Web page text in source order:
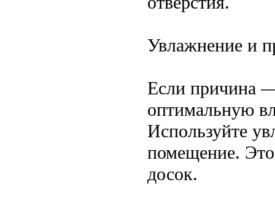
Увлажнение и
Если причина
оптимальную
Используйте
помещение.
досок.